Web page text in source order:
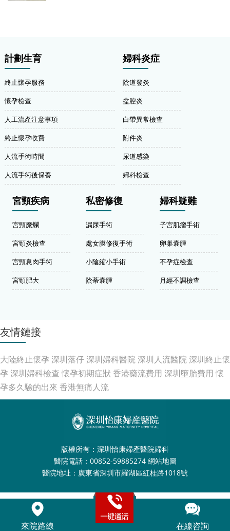
計劃生育
終止懷孕服務
懷孕檢查
人工流產注意事項
終止懷孕收費
人流手術時間
人流手術後保養
婦科炎症
陰道發炎
盆腔炎
白帶異常檢查
附件炎
尿道感染
婦科檢查
宮頸疾病
宮頸糜爛
宮頸炎檢查
宮頸息肉手術
宮頸肥大
私密修復
漏尿手術
處女膜修復手術
小陰縮小手術
陰蒂囊腫
婦科疑難
子宮肌瘤手術
卵巢囊腫
不孕症檢查
月經不調檢查
友情鏈接
大陸終止懷孕 深圳落仔深圳婦科醫院深圳人流醫院深圳終止懷
孕 深圳婦科檢查 懷孕初期症狀 香港藥流費用 深圳墮胎費用 懷
孕多久驗的出來 香港無痛人流
版權所有：深圳怡康婦產醫院婦科
醫院電話：00852-59885274 網站地圖
醫院地址：廣東省深圳市羅湖區紅桂路1018號
來院路線 在線咨詢